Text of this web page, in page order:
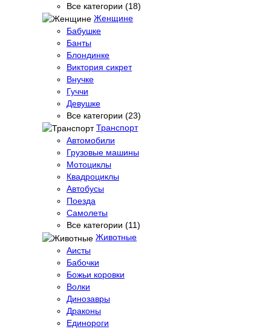
Все категории (18)
Женщине
Бабушке
Банты
Блондинке
Виктория сикрет
Внучке
Гуччи
Девушке
Все категории (23)
Транспорт
Автомобили
Грузовые машины
Мотоциклы
Квадроциклы
Автобусы
Поезда
Самолеты
Все категории (11)
Животные
Аисты
Бабочки
Божьи коровки
Волки
Динозавры
Драконы
Единороги